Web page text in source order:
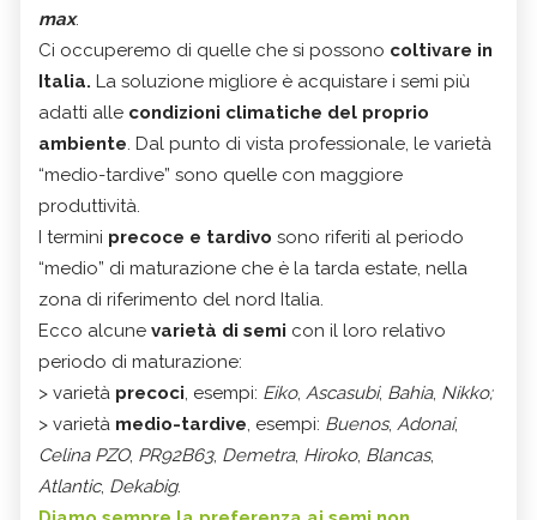
max.
Ci occuperemo di quelle che si possono coltivare in
Italia. La soluzione migliore è acquistare i semi più
adatti alle condizioni climatiche del proprio
ambiente. Dal punto di vista professionale, le varietà
“medio-tardive” sono quelle con maggiore
produttività.
I termini precoce e tardivo sono riferiti al periodo
“medio” di maturazione che è la tarda estate, nella
zona di riferimento del nord Italia.
Ecco alcune varietà di semi con il loro relativo
periodo di maturazione:
> varietà precoci, esempi: Eiko, Ascasubi, Bahia, Nikko;
> varietà medio-tardive, esempi: Buenos, Adonai,
Celina PZO, PR92B63, Demetra, Hiroko, Blancas,
Atlantic, Dekabig.